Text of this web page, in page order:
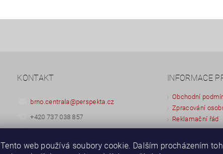
KONTAKT
brno.centrala@perspekta.cz
+420 737 038 857
INFORMACE
Obchodní
Zpracování
Reklamační řád
Tento web používá soubory cookie. Dalším procházením